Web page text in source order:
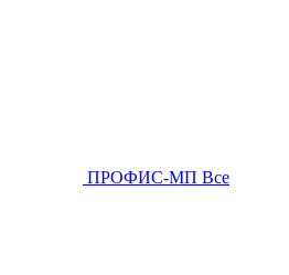
ПРОФИС-МП Все